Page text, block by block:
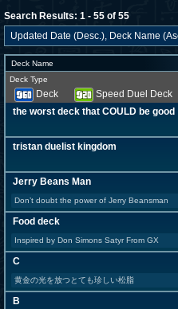
Search Results: 1 - 55 of 55
Deck Name
Deck Type
Deck Speed Duel Deck
the worst deck that COULD be good
tristan duelist kingdom
Jerry Beans Man
Don’t doubt the power of Jerry Beansman
Food deck
Inspired by Don Simons Satyr From GX
C
黄金の光を放つとても珍しい松脂
B